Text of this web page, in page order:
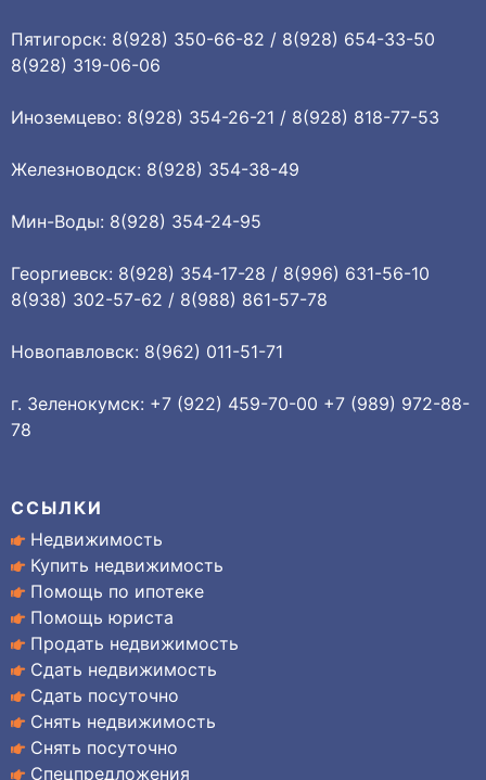
Пятигорск: 8(928) 350-66-82 / 8(928) 654-33-50
8(928) 319-06-06
Иноземцево: 8(928) 354-26-21 / 8(928) 818-77-53
Железноводск: 8(928) 354-38-49
Мин-Воды: 8(928) 354-24-95
Георгиевск: 8(928) 354-17-28 / 8(996) 631-56-10
8(938) 302-57-62 / 8(988) 861-57-78
Новопавловск: 8(962) 011-51-71
г. Зеленокумск: +7 (922) 459-70-00 +7 (989) 972-88-
78
ССЫЛКИ
Недвижимость
Купить недвижимость
Помощь по ипотеке
Помощь юриста
Продать недвижимость
Сдать недвижимость
Сдать посуточно
Снять недвижимость
Снять посуточно
Спецпредложения